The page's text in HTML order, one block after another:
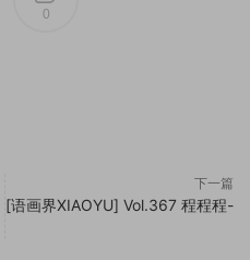
0
下一篇
[语画界XIAOYU] Vol.367 程程程-